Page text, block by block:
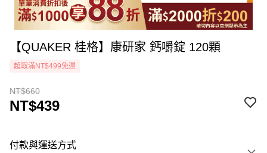
【QUAKER 桂格】康研家 鈣嚼錠 120顆
超取滿NT$499免運
NT$660
NT$439
付款與運送方式